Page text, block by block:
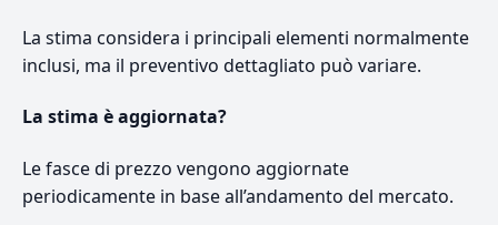
La stima considera i principali elementi normalmente
inclusi, ma il preventivo dettagliato può variare.
La stima è aggiornata?
Le fasce di prezzo vengono aggiornate
periodicamente in base all’andamento del mercato.